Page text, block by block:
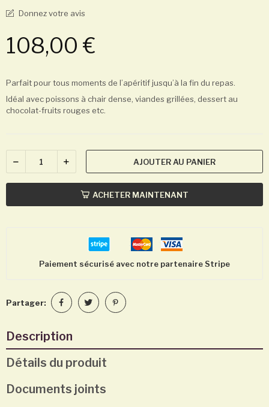
Donnez votre avis
108,00 €
Parfait pour tous moments de l’apéritif jusqu’à la fin du repas.
Idéal avec poissons à chair dense, viandes grillées, dessert au
chocolat-fruits rouges etc.
AJOUTER AU PANIER
ACHETER MAINTENANT
Paiement sécurisé avec notre partenaire Stripe
Partager:
Description
Détails du produit
Documents joints